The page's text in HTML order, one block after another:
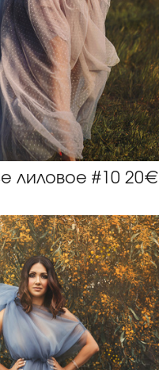
лиловое #10 20€